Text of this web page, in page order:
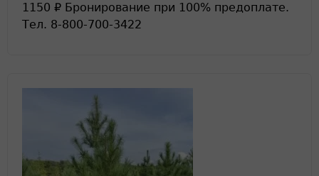
1150 ₽ Бронирование при 100% предоплате.
Тел. 8-800-700-3422